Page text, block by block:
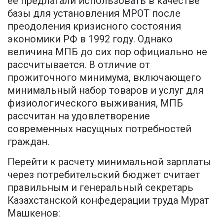
базы для установления МРОТ после
преодоления кризисного состояния
экономики РФ в 1992 году. Однако
величина МПБ до сих пор официально не
рассчитывается. В отличие от
прожиточного минимума, включающего
минимальный набор товаров и услуг для
физиологического выживания, МПБ
рассчитан на удовлетворение
современных насущных потребностей
граждан.
Перейти к расчету минимальной зарплаты
через потребительский бюджет считает
правильным и генеральный секретарь
Казахстанской конфедерации труда Мурат
Машкенов: